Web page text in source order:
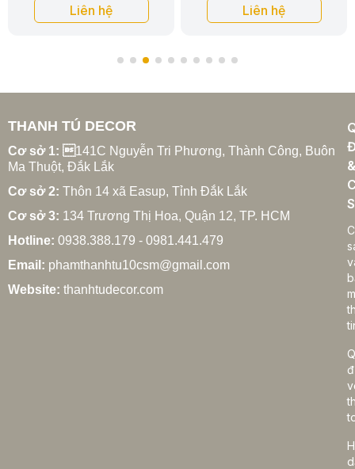
Liên hệ Liên hệ
THANH TÚ DECOR
Cơ sở 1: 141C Nguyễn Tri Phương, Thành Công, Buôn
Ma Thuột, Đắk Lắk
Cơ sở 2: Thôn 14 xã Easup, Tỉnh Đắk Lắk
Cơ sở 3: 134 Trương Thị Hoa, Quận 12, TP. HCM
Hotline: 0938.388.179 - 0981.441.479
Email: phamthanhtu10csm@gmail.com
Website: thanhtudecor.com
&